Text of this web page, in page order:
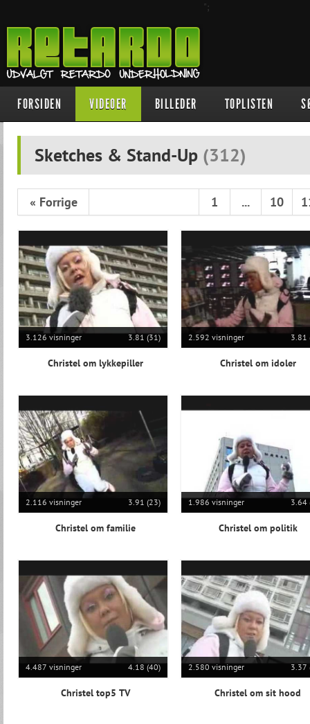
";
FORSIDEN VIDEOER BILLEDER TOPLISTEN
Sketches & Stand-Up (312)
« Forrige 1 ... 10
3.126 visninger 3.81 (31)
Christel om lykkepiller
2.592 visninger 3.81
Christel om idoler
2.116 visninger 3.91 (23)
Christel om familie
1.986 visninger 3.64
Christel om politik
4.487 visninger 4.18 (40)
Christel top5 TV
2.580 visninger 3.37
Christel om sit hood